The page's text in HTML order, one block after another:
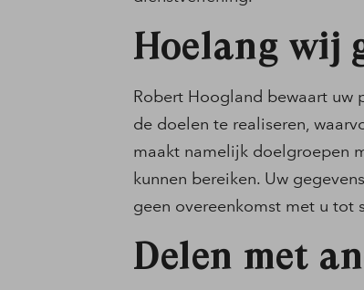
Hoelang wij
Robert Hoogland bewaart uw
de doelen te realiseren,
maakt namelijk doelgroepen
kunnen bereiken. Uw
geen overeenkomst met u tot
Delen met